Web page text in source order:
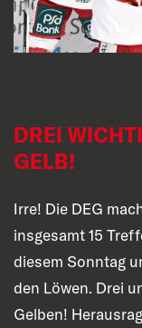
DREI
GELB!
Irre! Die DEG
insgesamt 15
diesem Sonntag
den Löwen. Drei
Gelben!